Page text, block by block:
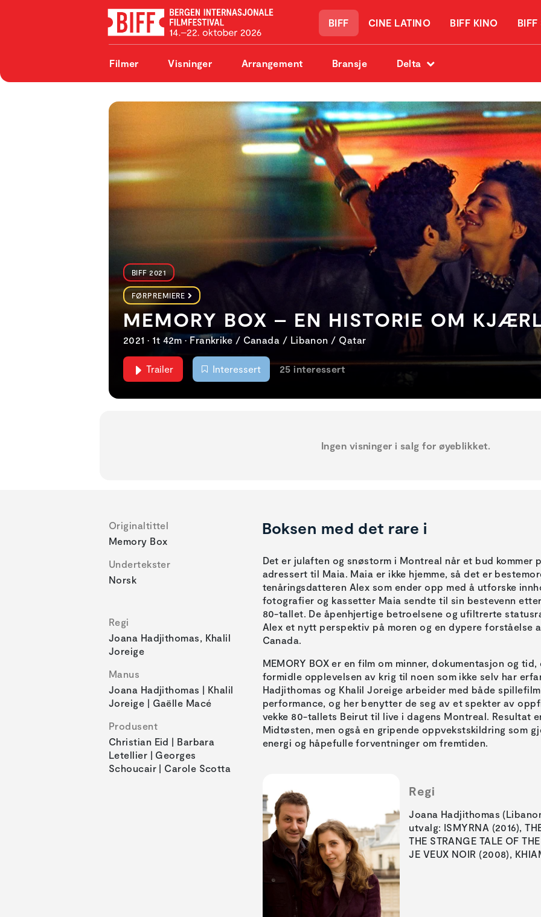
BIFF CINE LATINO BIFF KINO BIFF
Filmer Visninger Arrangement Bransje Delta
BIFF 2021
FØRPREMIERE
MEMORY BOX – EN HISTORIE OM
2021 • 1t 42m • Frankrike / Canada / Libanon / Qatar
Trailer Interessert 25 interessert
Ingen visninger i salg for øyeblikket.
Originaltittel
Memory Box
Undertekster
Norsk
Regi
Joana Hadjithomas, Khalil
Joreige
Manus
Joana Hadjithomas | Khalil
Joreige | Gaëlle Macé
Produsent
Christian Eid | Barbara
Letellier | Georges
Schoucair | Carole Scotta
Boksen med det rare i
Det er julaften og snøstorm i Montreal når et bud kommer
adressert til Maia. Maia er ikke hjemme, så det er
tenåringsdatteren Alex som ender opp med å utforske
fotografier og kassetter Maia sendte til sin bestevenn
80-tallet. De åpenhjertige betroelsene og ufiltrerte
Alex et nytt perspektiv på moren og en dypere forståelse
Canada.
MEMORY BOX er en film om minner, dokumentasjon og
formidle opplevelsen av krig til noen som ikke selv har
Hadjithomas og Khalil Joreige arbeider med både
performance, og her benytter de seg av et spekter av
vekke 80-tallets Beirut til live i dagens Montreal. Resultat
Midtøsten, men også en gripende oppvekstskildring som
energi og håpefulle forventninger om fremtiden.
Regi
Joana Hadjithomas
utvalg: ISMYRNA (2016),
THE STRANGE TALE OF
JE VEUX NOIR (2008),